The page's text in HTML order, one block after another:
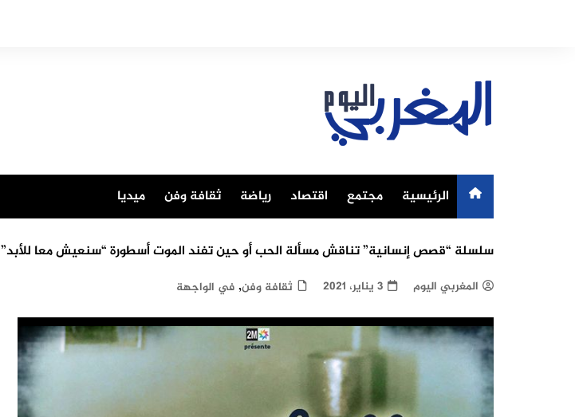
الرئيسية مجتمع اقتصاد رياضة ثقافة وفن ميديا
سلسلة “قصص إنسانية” تناقش مسألة الحب أو حين تفند الموت أسطورة “سنعيش معا للأبد”
المغربي اليوم 3 يناير، 2021 ثقافة وفن, في الواجهة